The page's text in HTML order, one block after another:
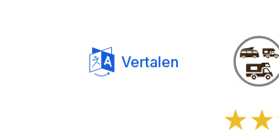
Vertalen